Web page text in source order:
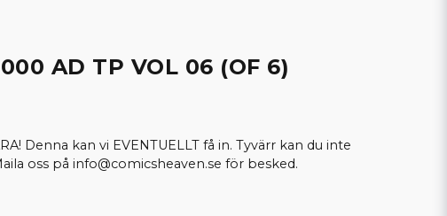
AD TP VOL 06 (OF 6)
Denna kan vi EVENTUELLT få in. Tyvärr kan du inte
oss på info@comicsheaven.se för besked.